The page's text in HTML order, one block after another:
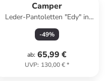
Camper
Leder-Pantoletten "Edy" in
Hellbraun
-49%
ab: 65,99 €
UVP: 130,00 €*